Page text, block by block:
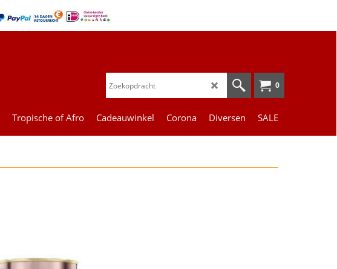
0
Tropische of Afro Cadeauwinkel Corona Diversen SALE